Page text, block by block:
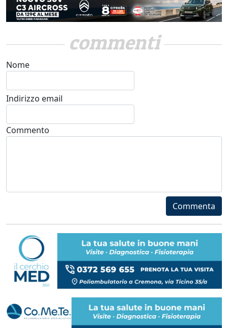
commenti
Nome
Indirizzo email
Commento
Commenta